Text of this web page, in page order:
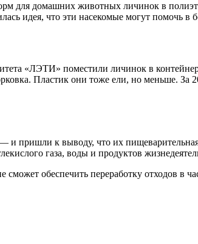
для домашних животных личинок в
идея, что эти насекомые могут помочь в
«ЛЭТИ» поместили личинок в
Пластик они тоже ели, но меньше. За
пришли к выводу, что их
газа, воды и продуктов
обеспечить переработку отходов в